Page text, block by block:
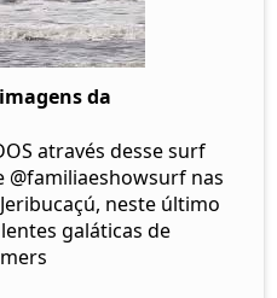
da
através desse surf
@familiaeshowsurf nas
neste último
galáticas de